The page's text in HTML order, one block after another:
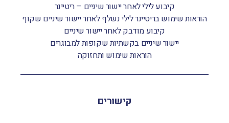
קיבוע לילי לאחר יישור שיניים – ריטיינר
הוראות שימוש בריטיינר לילי נשלף לאחר יישור שיניים שקוף
קיבוע מודבק לאחר יישור שיניים
יישור שיניים בקשתיות שקופות למבוגרים
הוראות שימוש ותחזוקה
קישורים